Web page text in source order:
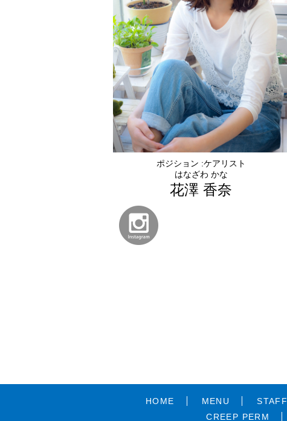
ポジション :ケアリスト
はなざわ かな
花澤 香奈
HOME MENU STAFF
CREEP PERM